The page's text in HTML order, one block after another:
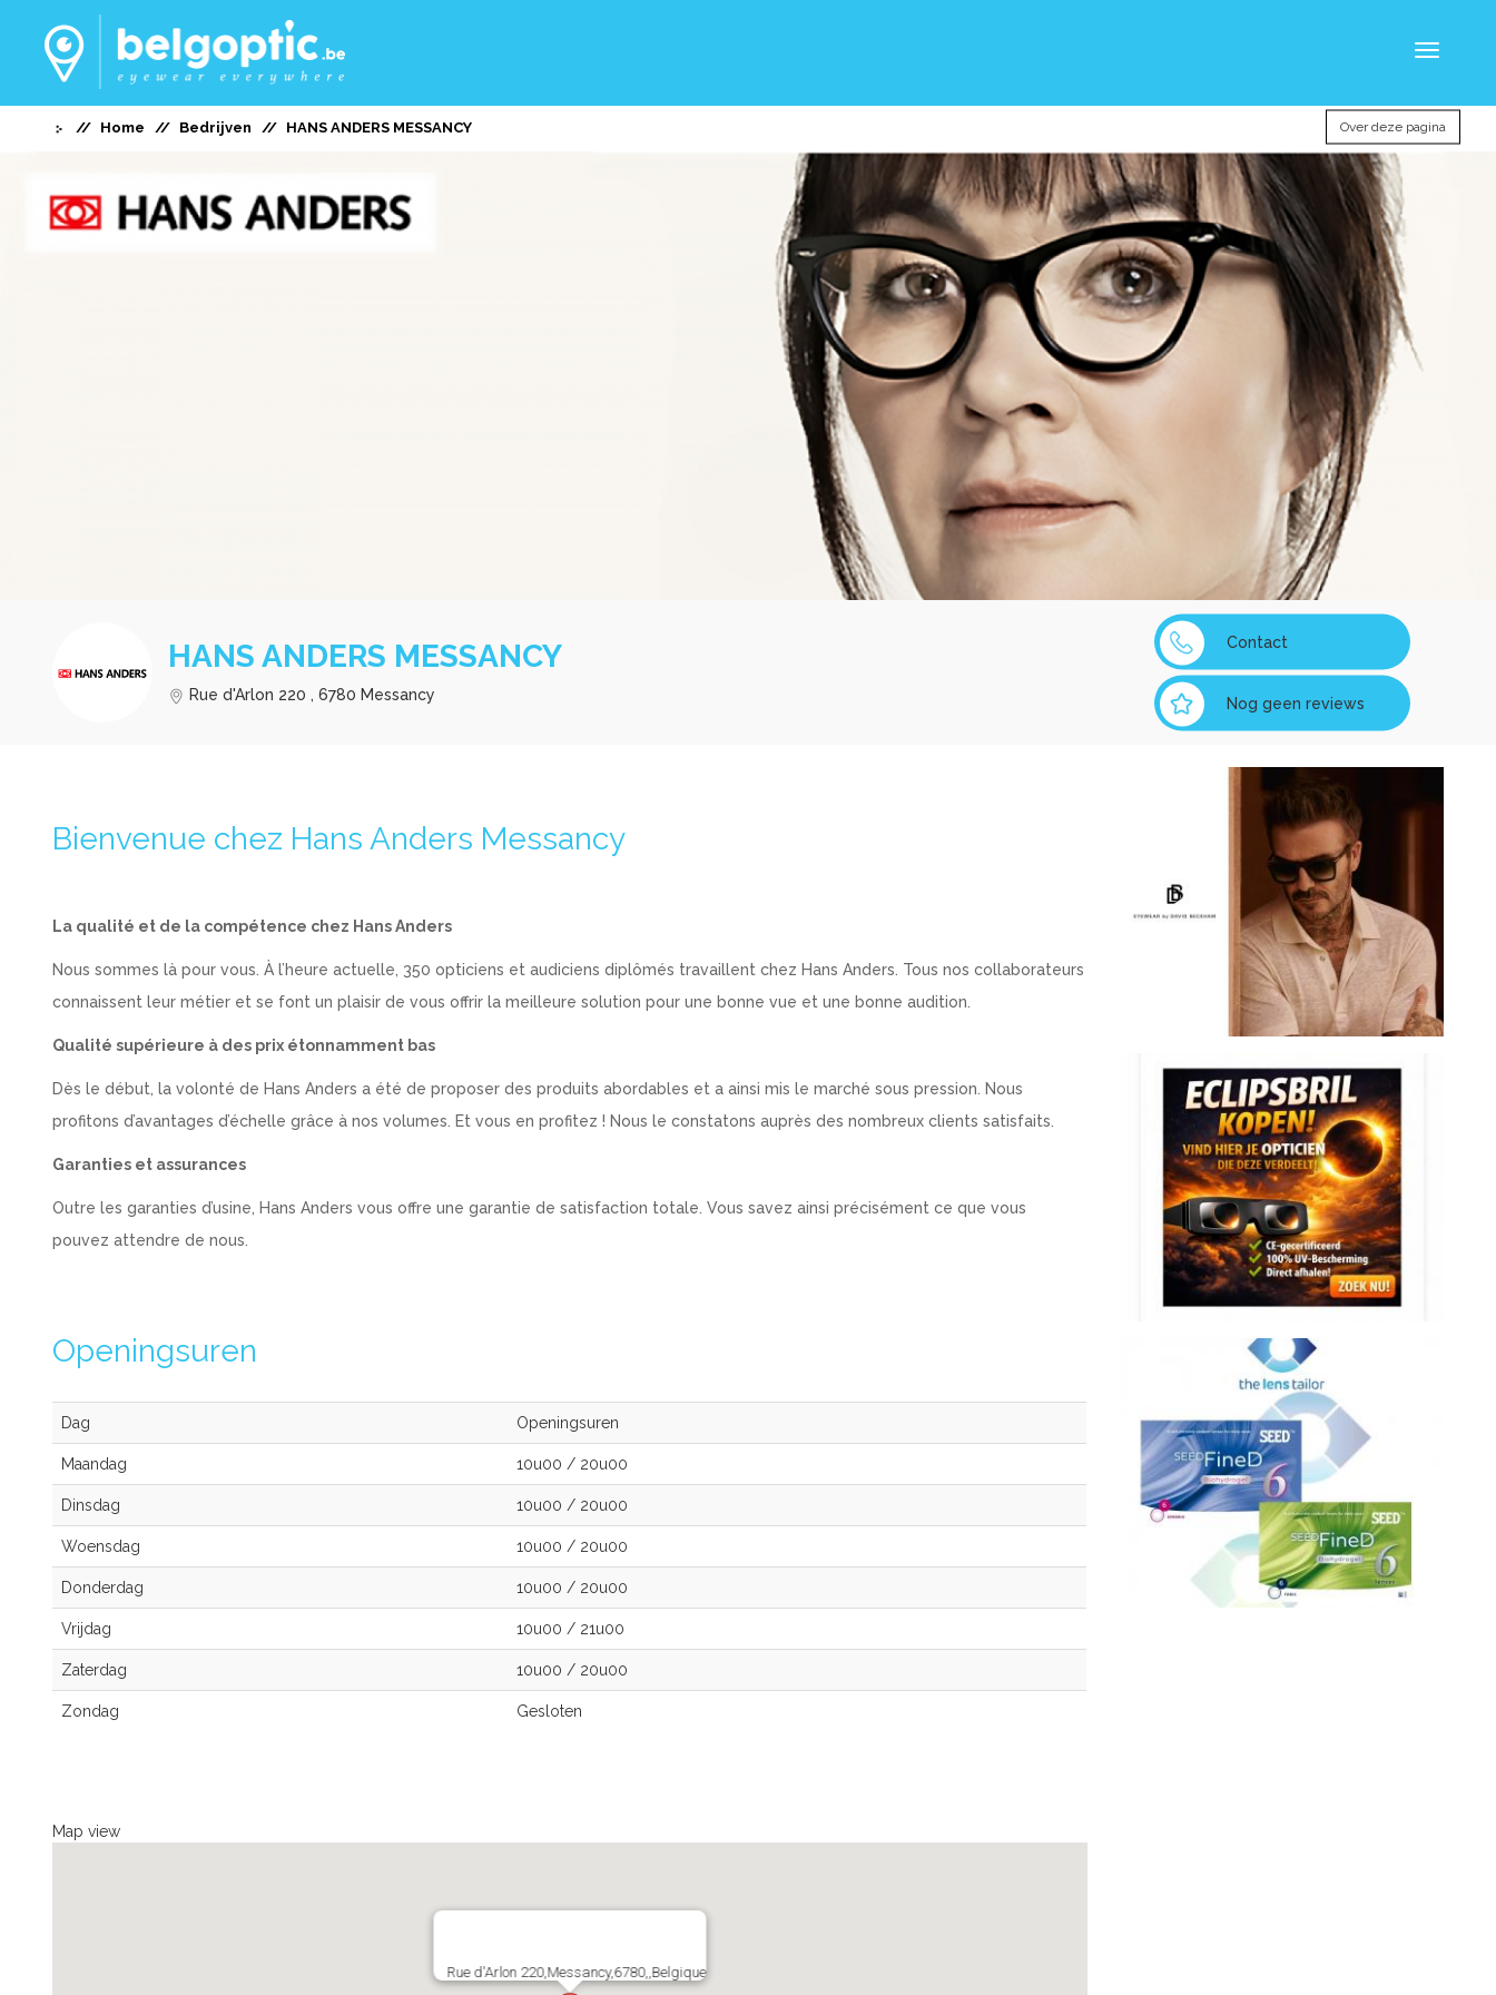
Toggle
Home Bedrijven HANS ANDERS MESSANCY Over deze pagina
HANS ANDERS MESSANCY
Rue d'Arlon 220 , 6780 Messancy
Contact
Nog geen reviews
Bienvenue chez Hans Anders Messancy
La qualité et de la compétence chez Hans Anders
Nous sommes là pour vous. À l’heure actuelle, 350 opticiens et audiciens diplômés travaillent chez Hans Anders. Tous nos collaborateurs
connaissent leur métier et se font un plaisir de vous offrir la meilleure solution pour une bonne vue et une bonne audition.
Qualité supérieure à des prix étonnamment bas
Dès le début, la volonté de Hans Anders a été de proposer des produits abordables et a ainsi mis le marché sous pression. Nous
profitons d’avantages d’échelle grâce à nos volumes. Et vous en profitez ! Nous le constatons auprès des nombreux clients satisfaits.
Garanties et assurances
Outre les garanties d’usine, Hans Anders vous offre une garantie de satisfaction totale. Vous savez ainsi précisément ce que vous
pouvez attendre de nous.
Openingsuren
Dag Openingsuren
Maandag 10u00 / 20u00
Dinsdag 10u00 / 20u00
Woensdag 10u00 / 20u00
Donderdag 10u00 / 20u00
Vrijdag 10u00 / 21u00
Zaterdag 10u00 / 20u00
Zondag Gesloten
Map view
Rue d'Arlon 220,Messancy,6780,,Belgique